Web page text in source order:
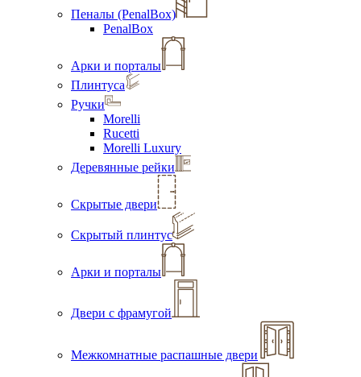
Пеналы (PenalBox)
PenalBox
Арки и порталы
Плинтуса
Ручки
Morelli
Rucetti
Morelli Luxury
Деревянные рейки
Скрытые двери
Скрытый плинтус
Арки и порталы
Двери с фрамугой
Межкомнатные распашные двери